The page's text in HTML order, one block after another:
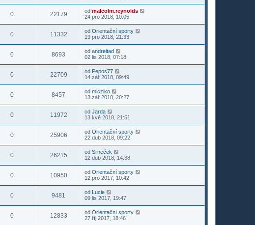
0 22179 od malcolm.reynolds
24 pro 2018, 10:05
0 11332 od Orientační sporty
19 pro 2018, 21:33
0 8693 od andreitad
02 lis 2018, 07:18
0 22709 od Pepos77
14 zář 2018, 09:49
0 8457 od micziko
13 zář 2018, 20:27
0 11972 od Jarda
13 kvě 2018, 21:51
0 25906 od Orientační sporty
22 dub 2018, 09:22
0 26215 od Srneček
12 dub 2018, 14:38
0 10950 od Orientační sporty
12 pro 2017, 10:42
0 9481 od Lucie
09 lis 2017, 19:47
0 12833 od Orientační sporty
27 říj 2017, 18:46